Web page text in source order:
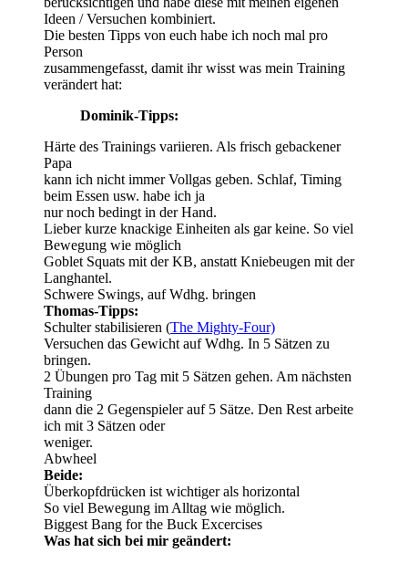
Ideen / Versuchen kombiniert.
Die besten Tipps von euch habe ich noch mal pro
Person
zusammengefasst, damit ihr wisst was mein Training
verändert hat:
Dominik-Tipps:
Härte des Trainings variieren. Als frisch gebackener
Papa
kann ich nicht immer Vollgas geben. Schlaf, Timing
beim Essen usw. habe ich ja
nur noch bedingt in der Hand.
Lieber kurze knackige Einheiten als gar keine. So viel
Bewegung wie möglich
Goblet Squats mit der KB, anstatt Kniebeugen mit der
Langhantel.
Schwere Swings, auf Wdhg. bringen
Thomas-Tipps:
Schulter stabilisieren (The Mighty-Four)
Versuchen das Gewicht auf Wdhg. In 5 Sätzen zu
bringen.
2 Übungen pro Tag mit 5 Sätzen gehen. Am nächsten
Training
dann die 2 Gegenspieler auf 5 Sätze. Den Rest arbeite
ich mit 3 Sätzen oder
weniger.
Abwheel
Beide:
Überkopfdrücken ist wichtiger als horizontal
So viel Bewegung im Alltag wie möglich.
Biggest Bang for the Buck Excercises
Was hat sich bei mir geändert: